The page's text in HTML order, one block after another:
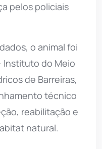
pelos policiais
o animal foi
Instituto do Meio
de Barreiras,
técnico
reabilitação e
natural.